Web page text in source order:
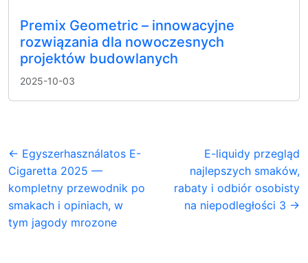
Premix Geometric – innowacyjne
rozwiązania dla nowoczesnych
projektów budowlanych
2025-10-03
← Egyszerhasználatos E-
Cigaretta 2025 —
kompletny przewodnik po
smakach i opiniach, w
tym jagody mrozone
E-liquidy przegląd
najlepszych smaków,
rabaty i odbiór osobisty
na niepodległości 3 →